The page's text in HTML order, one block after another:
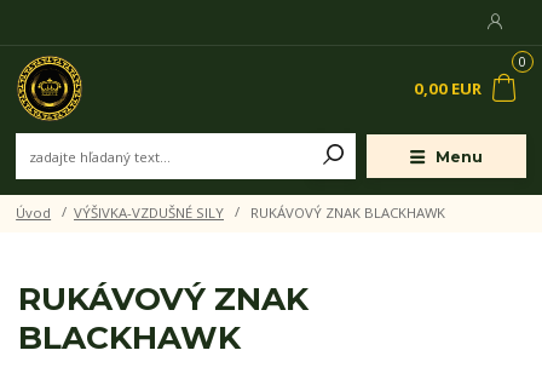
Menu
0
0,00 EUR
Úvod VÝŠIVKA-VZDUŠNÉ SILY RUKÁVOVÝ ZNAK BLACKHAWK
RUKÁVOVÝ ZNAK
BLACKHAWK